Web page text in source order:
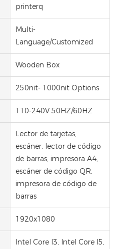
printerq
Multi-
Language/Customized
Wooden Box
250nit- 1000nit Options
110-240V 50HZ/60HZ
Lector de tarjetas,
escáner, lector de código
de barras, impresora A4,
escáner de código QR,
impresora de código de
barras
1920x1080
Intel Core I3, Intel Core I5,